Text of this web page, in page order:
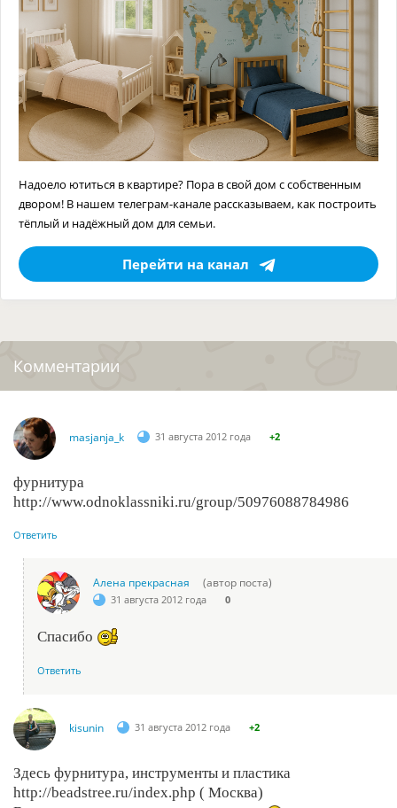
Надоело ютиться в квартире? Пора в свой дом с собственным
двором! В нашем телеграм-канале рассказываем, как построить
тёплый и надёжный дом для семьи.
Перейти на канал
Комментарии
masjanja_k 31 августа 2012 года +2
фурнитура
http://www.odnoklassniki.ru/group/50976088784986
Ответить
Алена прекрасная (автор поста)
31 августа 2012 года 0
Спасибо
Ответить
kisunin 31 августа 2012 года +2
Здесь фурнитура, инструменты и пластика
http://beadstree.ru/index.php ( Москва)